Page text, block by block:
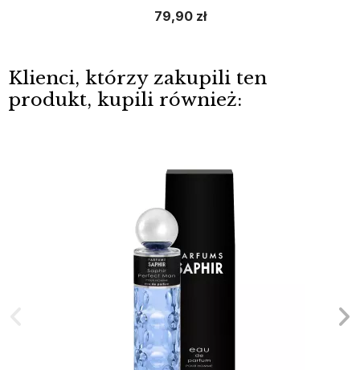
79,90 zł
Klienci, którzy zakupili ten
produkt, kupili również: